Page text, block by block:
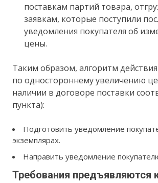
поставкам партий товара,
заявкам, которые поступили
уведомления покупателя об
цены.
Таким образом, алгоритм
по одностороннему увеличению
наличии в договоре поставки
пункта):
Подготовить уведомление
экземплярах.
Направить уведомление
Требования предъявляются